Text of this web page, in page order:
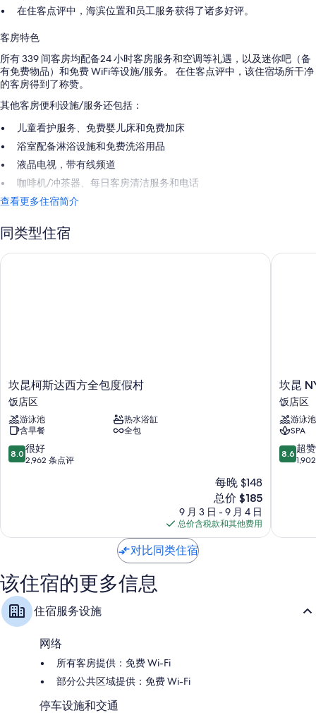
在住客点评中，海滨位置和员工服务获得了诸多好评。
客房特色
所有 339 间客房均配备24 小时客房服务和空调等礼遇，以及迷你吧（备
有免费物品）和免费 WiFi等设施/服务。 在住客点评中，该住宿场所干净
的客房得到了称赞。
其他客房便利设施/服务还包括：
儿童看护服务、免费婴儿床和免费加床
浴室配备淋浴设施和免费洗浴用品
液晶电视，带有线频道
咖啡机/冲茶器、每日客房清洁服务和电话
查看更多住宿简介
同类型住宿
坎
昆
柯
斯
达
西
方
饭
坎昆柯斯达西方全包度假村
饭店区
游泳池
热水浴缸
含早餐
全包
8.0
分，
2,962
评
8.0 很好
2,962 条点评
每晚 $148
新
价
格
$185
总价 $185
9 月 3 日 - 9 月 4 日
总价含税款和其他费用
坎昆柯斯达西方全包度假村
坎
昆
NYX
全
包
式
酒
坎昆
饭店区
游泳池
SPA
8.6
分，
1,902
8.6 超赞
坎昆
对比同类住宿
该住宿的更多信息
住宿服务设施
网络
所有客房提供：免费 Wi-Fi
部分公共区域提供：免费 Wi-Fi
停车设施和交通